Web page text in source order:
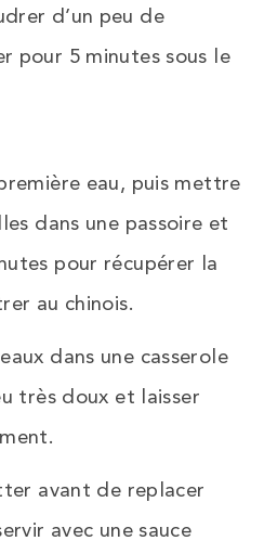
d’un peu de
pour 5 minutes sous le
eau, puis mettre
dans une passoire et
pour récupérer la
au chinois.
dans une casserole
très doux et laisser
avant de replacer
avec une sauce